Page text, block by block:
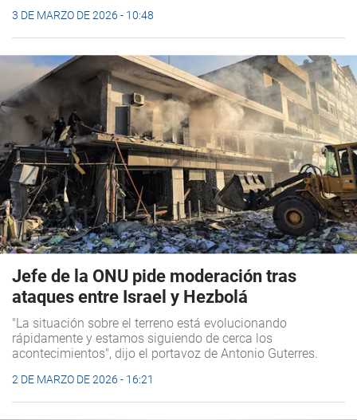
3 DE MARZO DE 2026 - 10:48
Jefe de la ONU pide moderación tras
ataques entre Israel y Hezbolá
"La situación sobre el terreno está evolucionando
rápidamente y estamos siguiendo de cerca los
acontecimientos", dijo el portavoz de Antonio Guterres.
2 DE MARZO DE 2026 - 16:21